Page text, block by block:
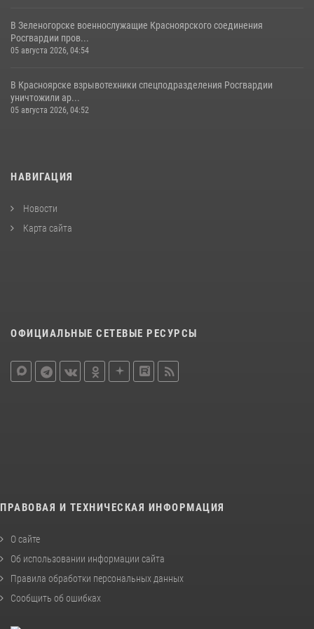
В Зеленогорске военнослужащие Красноярского соединения
Росгвардии пров...
05 августа 2026, 04:54
В Красноярске взрывотехники спецподразделения Росгвардии
уничтожили ар...
05 августа 2026, 04:52
НАВИГАЦИЯ
Новости
Карта сайта
ОФИЦИАЛЬНЫЕ СЕТЕВЫЕ РЕСУРСЫ
ПРАВОВАЯ И ТЕХНИЧЕСКАЯ ИНФОРМАЦИЯ
О сайте
Об использовании информации сайта
Правила обработки персональных данных
Сообщить об ошибках